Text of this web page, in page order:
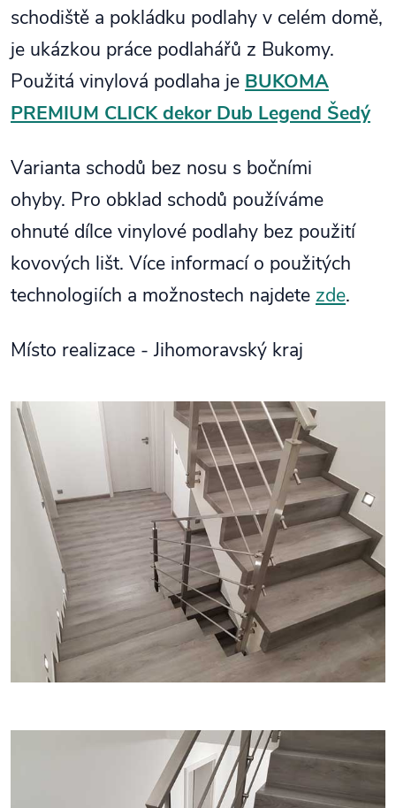
schodiště a pokládku podlahy v celém domě,
je ukázkou práce podlahářů z Bukomy.
Použitá vinylová podlaha je BUKOMA
PREMIUM CLICK dekor Dub Legend Šedý
Varianta schodů bez nosu s bočními
ohyby. Pro obklad schodů používáme
ohnuté dílce vinylové podlahy bez použití
kovových lišt. Více informací o použitých
technologiích a možnostech najdete zde.
Místo realizace - Jihomoravský kraj